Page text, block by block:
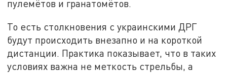
пулемётов и гранатомётов.
То есть столкновения с украинскими ДРГ
будут происходить внезапно и на короткой
дистанции. Практика показывает, что в таких
условиях важна не меткость стрельбы, а